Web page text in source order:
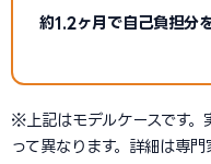
約1.2ヶ月で自己負担分
※上記はモデルケースです。
って異なります。詳細は専門